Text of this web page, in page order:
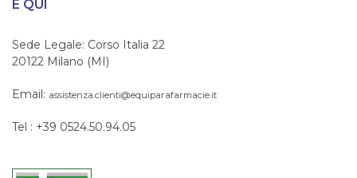
È QUI
Sede Legale: Corso Italia 22
20122 Milano (MI)
Email: assistenza.clienti@equiparafarmacie.it
Tel : +39 0524.50.94.05